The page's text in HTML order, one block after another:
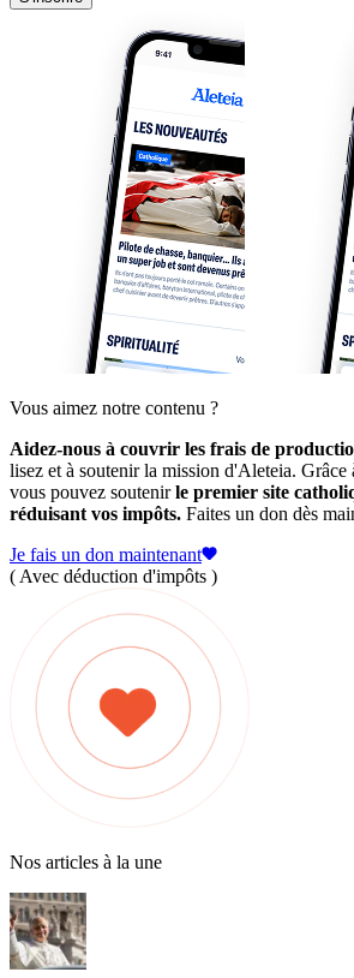
Vous aimez notre contenu ?
Aidez-nous à couvrir les frais de
lisez et à soutenir la mission d'Aleteia. Grâce
vous pouvez soutenirle premier site
réduisant vos impôts. Faites un don dès
Je fais un don maintenant
( Avec déduction d'impôts )
Nos articles à la une